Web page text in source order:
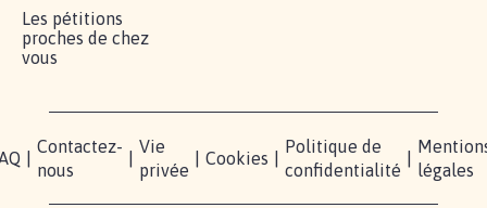
Les pétitions
proches de chez
vous
Contactez-
nous
Vie
privée
Cookies
Politique de
confidentialité
légales